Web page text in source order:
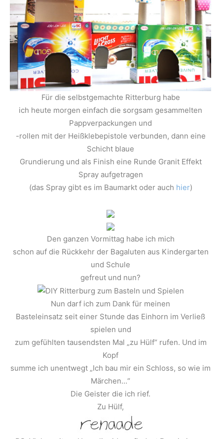
Für die selbstgemachte Ritterburg habe
ich heute morgen einfach die sorgsam gesammelten
Pappverpackungen und
-rollen mit der Heißklebepistole verbunden, dann eine
Schicht blaue
Grundierung und als Finish eine Runde Granit Effekt
Spray aufgetragen
(das Spray gibt es im Baumarkt oder auch hier)
Den ganzen Vormittag habe ich mich
schon auf die Rückkehr der Bagaluten aus Kindergarten
und Schule
gefreut und nun?
Nun darf ich zum Dank für meinen
Basteleinsatz seit einer Stunde das Einhorn im Verließ
spielen und
zum gefühlten tausendsten Mal „zu Hülf“ rufen. Und im
Kopf
summe ich unentwegt „Ich bau mir ein Schloss, so wie im
Märchen…“
Die Geister die ich rief.
Zu Hülf,